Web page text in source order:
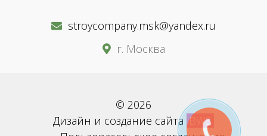
stroycompany.msk@yandex.ru
г. Москва
© 2026
Дизайн и создание сайта BWS